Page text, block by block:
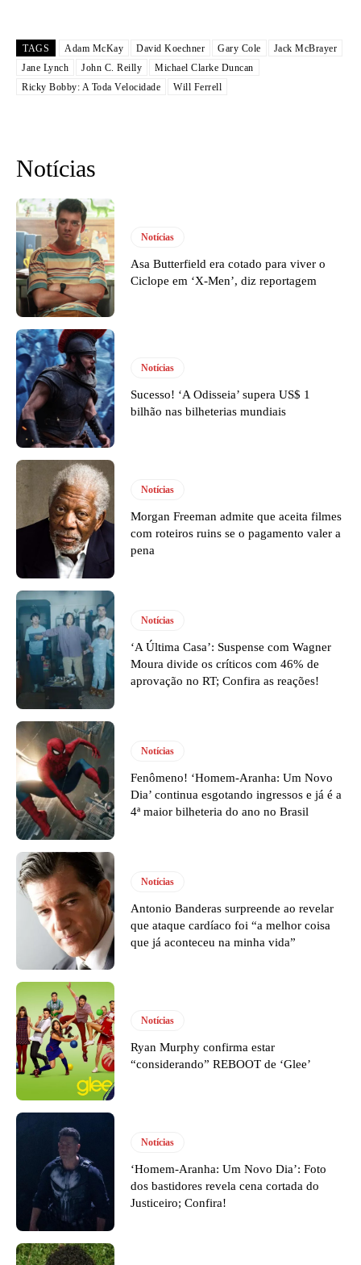
TAGS Adam McKay David Koechner Gary Cole
Jack McBrayer
Jane Lynch
John C. Reilly
Michael Clarke Duncan
Ricky Bobby: A Toda Velocidade
Will Ferrell
Notícias
Notícias
Asa Butterfield era cotado para viver o
Ciclope em ‘X-Men’, diz reportagem
Notícias
Sucesso! ‘A Odisseia’ supera US$ 1
bilhão nas bilheterias mundiais
Notícias
Morgan Freeman admite que aceita filmes
com roteiros ruins se o pagamento valer a
pena
Notícias
‘A Última Casa’: Suspense com Wagner
Moura divide os críticos com 46% de
aprovação no RT; Confira as reações!
Notícias
Fenômeno! ‘Homem-Aranha: Um Novo
Dia’ continua esgotando ingressos e já é a
4ª maior bilheteria do ano no Brasil
Notícias
Antonio Banderas surpreende ao revelar
que ataque cardíaco foi “a melhor coisa
que já aconteceu na minha vida”
Notícias
Ryan Murphy confirma estar
“considerando” REBOOT de ‘Glee’
Notícias
‘Homem-Aranha: Um Novo Dia’: Foto
dos bastidores revela cena cortada do
Justiceiro; Confira!